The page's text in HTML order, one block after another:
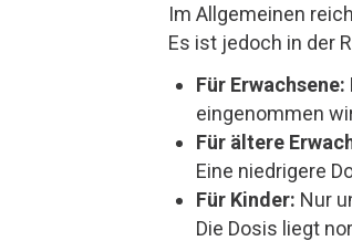
Im Allgemeinen
Es ist jedoch in der
Für Erwachsene:
eingenommen
Für ältere
Eine niedrigere
Für Kinder: Nur
Die Dosis liegt